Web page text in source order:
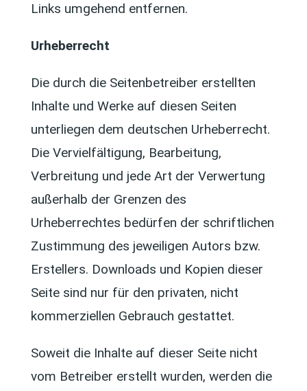
Links umgehend entfernen.
Urheberrecht
Die durch die Seitenbetreiber erstellten
Inhalte und Werke auf diesen Seiten
unterliegen dem deutschen Urheberrecht.
Die Vervielfältigung, Bearbeitung,
Verbreitung und jede Art der Verwertung
außerhalb der Grenzen des
Urheberrechtes bedürfen der schriftlichen
Zustimmung des jeweiligen Autors bzw.
Erstellers. Downloads und Kopien dieser
Seite sind nur für den privaten, nicht
kommerziellen Gebrauch gestattet.
Soweit die Inhalte auf dieser Seite nicht
vom Betreiber erstellt wurden, werden die